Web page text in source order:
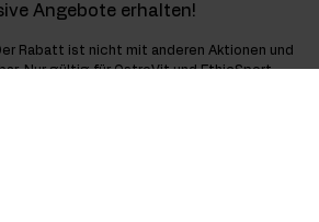
Angebote erhalten!
Rabatt ist nicht mit anderen Aktionen und
Nur gültig für OstroVit und EthicSport